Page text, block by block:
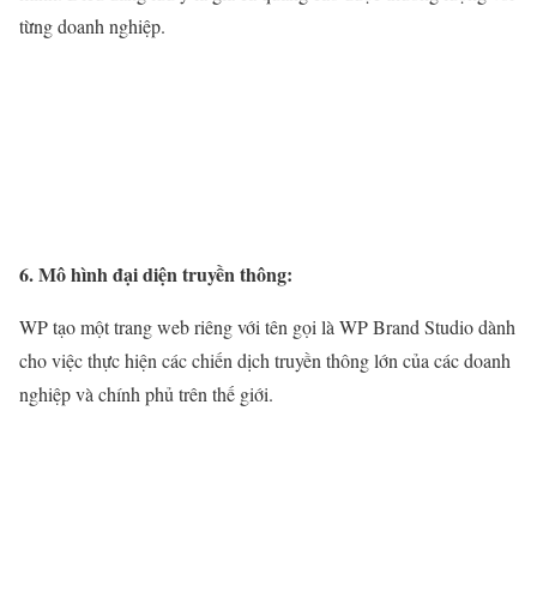
từng doanh nghiệp.
6. Mô hình đại diện truyền thông:
WP tạo một trang web riêng với tên gọi là WP Brand Studio dành
cho việc thực hiện các chiến dịch truyền thông lớn của các doanh
nghiệp và chính phủ trên thế giới.